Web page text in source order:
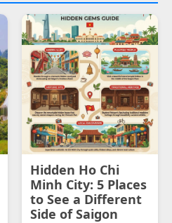
Hidden Ho Chi
Minh City: 5 Places
to See a Different
Side of Saigon